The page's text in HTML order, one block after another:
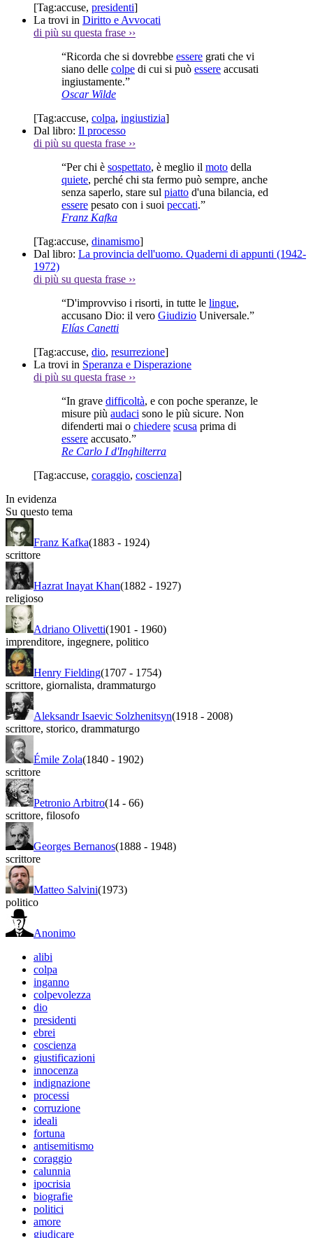
[Tag:accuse, presidenti]
La trovi in Diritto e Avvocati
di più su questa frase ››
“Ricorda che si dovrebbe essere grati che vi
siano delle colpe di cui si può essere accusati
ingiustamente.”
Oscar Wilde
[Tag:accuse, colpa, ingiustizia]
Dal libro: Il processo
di più su questa frase ››
“Per chi è sospettato, è meglio il moto della
quiete, perché chi sta fermo può sempre, anche
senza saperlo, stare sul piatto d'una bilancia, ed
essere pesato con i suoi peccati.”
Franz Kafka
[Tag:accuse, dinamismo]
Dal libro: La provincia dell'uomo. Quaderni di appunti (1942-
1972)
di più su questa frase ››
“D'improvviso i risorti, in tutte le lingue,
accusano Dio: il vero Giudizio Universale.”
Elías Canetti
[Tag:accuse, dio, resurrezione]
La trovi in Speranza e Disperazione
di più su questa frase ››
“In grave difficoltà, e con poche speranze, le
misure più audaci sono le più sicure. Non
difenderti mai o chiedere scusa prima di
essere accusato.”
Re Carlo I d'Inghilterra
[Tag:accuse, coraggio, coscienza]
In evidenza
Su questo tema
Franz Kafka(1883 - 1924)
scrittore
Hazrat Inayat Khan(1882 - 1927)
religioso
Adriano Olivetti(1901 - 1960)
imprenditore, ingegnere, politico
Henry Fielding(1707 - 1754)
scrittore, giornalista, drammaturgo
Aleksandr Isaevic Solzhenitsyn(1918 - 2008)
scrittore, storico, drammaturgo
Émile Zola(1840 - 1902)
scrittore
Petronio Arbitro(14 - 66)
scrittore, filosofo
Georges Bernanos(1888 - 1948)
scrittore
Matteo Salvini(1973)
politico
Anonimo
alibi
colpa
inganno
colpevolezza
dio
presidenti
ebrei
coscienza
giustificazioni
innocenza
indignazione
processi
corruzione
ideali
fortuna
antisemitismo
coraggio
calunnia
ipocrisia
biografie
politici
amore
giudicare